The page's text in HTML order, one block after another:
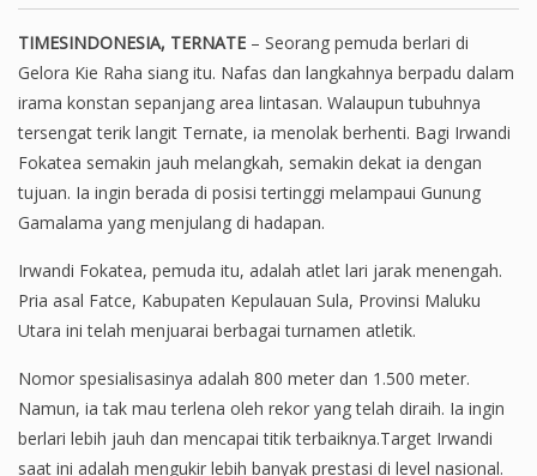
TIMESINDONESIA, TERNATE – Seorang pemuda berlari di
Gelora Kie Raha siang itu. Nafas dan langkahnya berpadu dalam
irama konstan sepanjang area lintasan. Walaupun tubuhnya
tersengat terik langit Ternate, ia menolak berhenti. Bagi Irwandi
Fokatea semakin jauh melangkah, semakin dekat ia dengan
tujuan. Ia ingin berada di posisi tertinggi melampaui Gunung
Gamalama yang menjulang di hadapan.
Irwandi Fokatea, pemuda itu, adalah atlet lari jarak menengah.
Pria asal Fatce, Kabupaten Kepulauan Sula, Provinsi Maluku
Utara ini telah menjuarai berbagai turnamen atletik.
Nomor spesialisasinya adalah 800 meter dan 1.500 meter.
Namun, ia tak mau terlena oleh rekor yang telah diraih. Ia ingin
berlari lebih jauh dan mencapai titik terbaiknya.Target Irwandi
saat ini adalah mengukir lebih banyak prestasi di level nasional.